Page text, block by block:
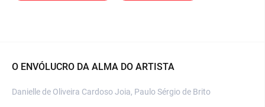
O ENVÓLUCRO DA ALMA DO ARTISTA
Danielle de Oliveira Cardoso Joia, Paulo Sérgio de Brito